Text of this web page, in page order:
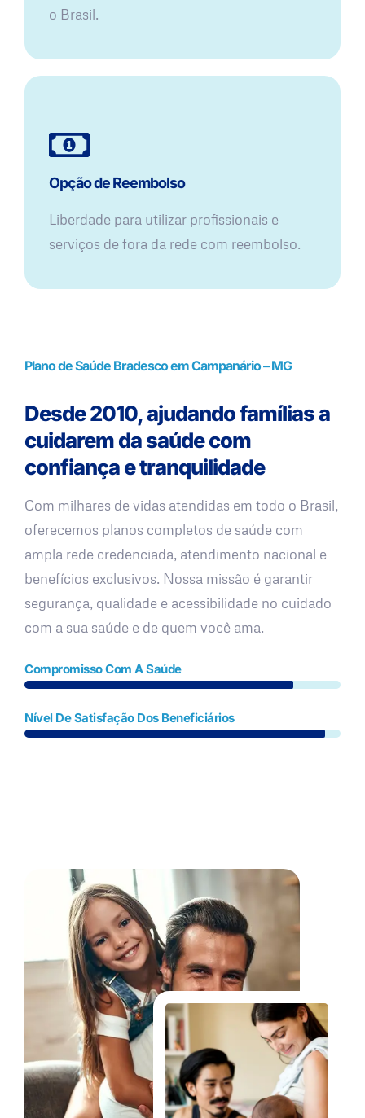
o Brasil.
Opção de Reembolso
Liberdade para utilizar profissionais e
serviços de fora da rede com reembolso.
Plano de Saúde Bradesco em Campanário – MG
Desde 2010, ajudando famílias a
cuidarem da saúde com
confiança e tranquilidade
Com milhares de vidas atendidas em todo o Brasil,
oferecemos planos completos de saúde com
ampla rede credenciada, atendimento nacional e
benefícios exclusivos. Nossa missão é garantir
segurança, qualidade e acessibilidade no cuidado
com a sua saúde e de quem você ama.
Compromisso Com A Saúde
Nível De Satisfação Dos Beneficiários